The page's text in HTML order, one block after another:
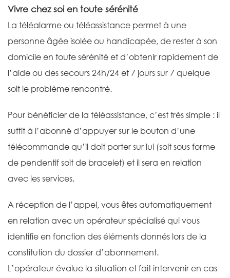
Vivre chez soi en toute sérénité
La téléalarme ou téléassistance permet à une
personne âgée isolée ou handicapée, de rester à son
domicile en toute sérénité et d’obtenir rapidement de
l’aide ou des secours 24h/24 et 7 jours sur 7 quelque
soit le problème rencontré.
Pour bénéficier de la téléassistance, c’est très simple : il
suffit à l’abonné d’appuyer sur le bouton d’une
télécommande qu’il doit porter sur lui (soit sous forme
de pendentif soit de bracelet) et il sera en relation
avec les services.
A réception de l’appel, vous êtes automatiquement
en relation avec un opérateur spécialisé qui vous
identifie en fonction des éléments donnés lors de la
constitution du dossier d’abonnement.
L’opérateur évalue la situation et fait intervenir en cas